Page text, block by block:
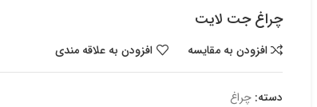
چراغ جت لایت
افزودن به مقایسه افزودن به علاقه مندی
دسته: چراغ